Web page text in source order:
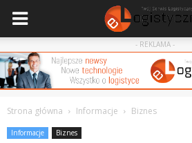
- REKLAMA -
Strona główna Informacje Biznes
Informacje Biznes